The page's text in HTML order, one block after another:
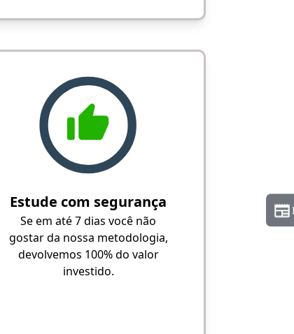
Estude com segurança
Se em até 7 dias você não
gostar da nossa metodologia,
devolvemos 100% do valor
investido.